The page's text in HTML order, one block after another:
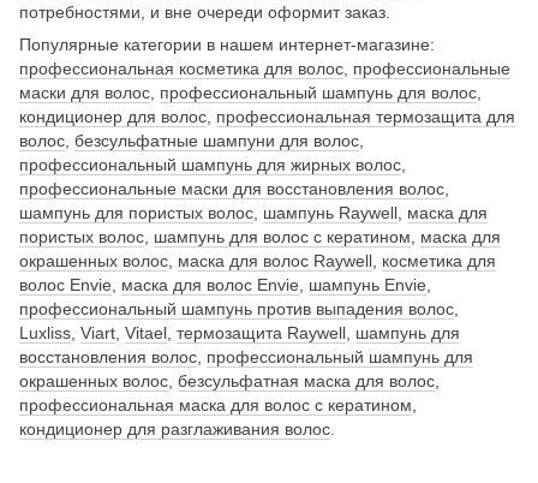
потребностями, и вне очереди оформит заказ.
Популярные категории в нашем интернет-магазине:
профессиональная косметика для волос профессиональные
маски для волос профессиональный шампунь для волос
кондиционер для волос профессиональная термозащита для
волос безсульфатные шампуни для волос
профессиональный шампунь для жирных волос
профессиональные маски для восстановления волос
шампунь для пористых волос шампунь Raywell маска для
пористых волос шампунь для волос с кератином
маска для
окрашенных волос маска для волос Raywell косметика для
волос Envie
маска для волос Envie шампунь Envie
профессиональный шампунь против выпадения волос
Luxliss Viart Vitael термозащита Raywell шампунь для
восстановления волос профессиональный шампунь для
окрашенных волос безсульфатная маска для волос
профессиональная маска для волос с кератином
кондиционер для разглаживания волос